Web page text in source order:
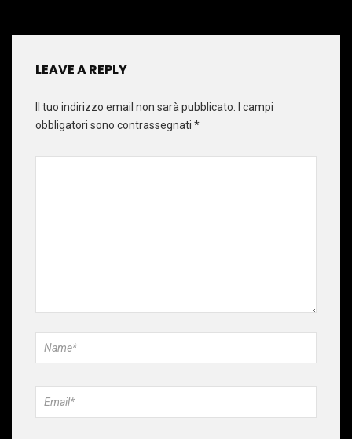
LEAVE A REPLY
Il tuo indirizzo email non sarà pubblicato.
I campi
obbligatori sono contrassegnati *